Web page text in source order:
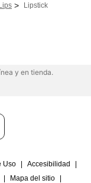
Lips > Lipstick
y en tienda.
Uso Accesibilidad
Mapa del sitio